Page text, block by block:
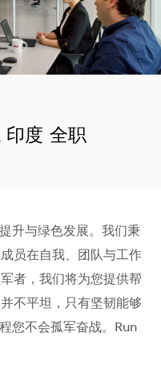
印度 全职
升与绿色发展。我们秉
员在自我、团队与工作
者，我们将为您提供帮
不平坦，只有坚韧能够
您不会孤军奋战。Run